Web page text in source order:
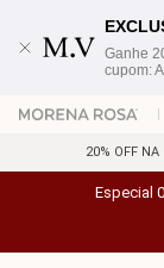
Ganhe
cupom:
20% OFF
Especial